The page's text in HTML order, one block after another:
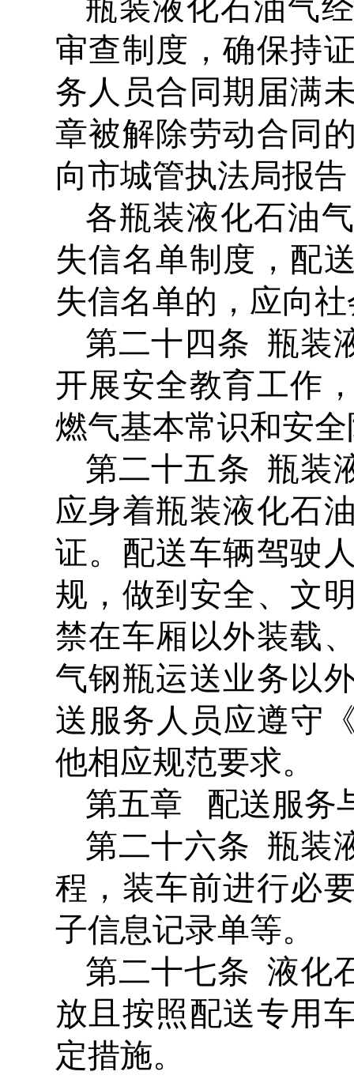
瓶装液化石油气
审查制度，确保持
务人员合同期届满
章被解除劳动合同
向市城管执法局报
各瓶装液化石油
失信名单制度，配
失信名单的，应向
第二十四条 瓶装
开展安全教育工作
燃气基本常识和安
第二十五条 瓶装
应身着瓶装液化石
证。配送车辆驾驶
规，做到安全、文
禁在车厢以外装载
气钢瓶运送业务以
送服务人员应遵守
他相应规范要求。
第五章 配送服务
第二十六条 瓶装
程，装车前进行必
子信息记录单等。
第二十七条 液化
放且按照配送专用
定措施。